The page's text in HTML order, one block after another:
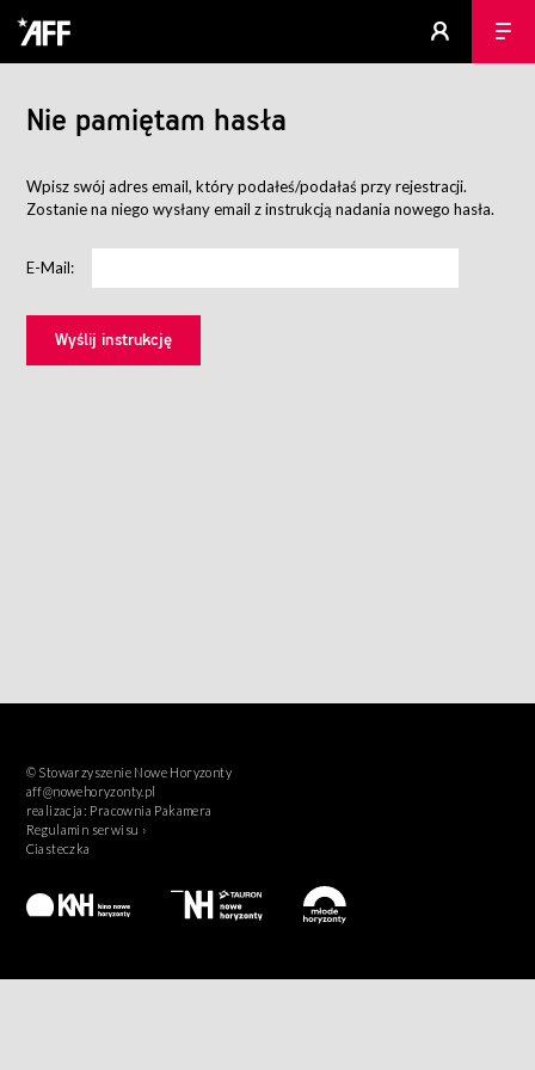
Nie pamiętam hasła
Wpisz swój adres email, który podałeś/podałaś przy rejestracji.
Zostanie na niego wysłany email z instrukcją nadania nowego hasła.
E-Mail:
© Stowarzyszenie Nowe Horyzonty
aff@nowehoryzonty.pl
realizacja: Pracownia Pakamera
Regulamin serwisu ›
Ciasteczka